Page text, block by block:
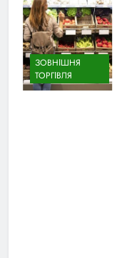
ЗОВНІШНЯ
ТОРГІВЛЯ